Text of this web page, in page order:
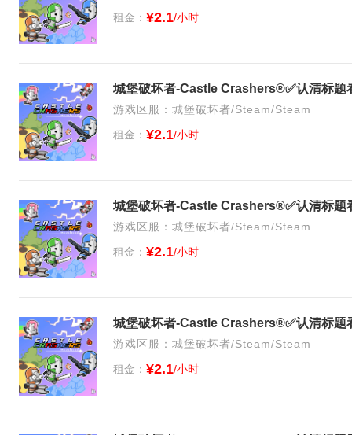
租金： ¥2.1/小时
游戏区服：城堡破坏者/Steam/Steam
租金： ¥2.1/小时
游戏区服：城堡破坏者/Steam/Steam
租金： ¥2.1/小时
游戏区服：城堡破坏者/Steam/Steam
租金： ¥2.1/小时